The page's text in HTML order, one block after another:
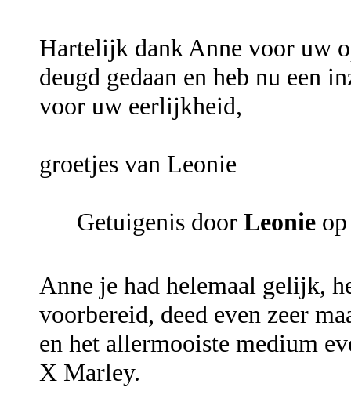
Hartelijk dank Anne voor uw
deugd gedaan en heb nu een
voor uw eerlijkheid,
groetjes van Leonie
Getuigenis door Leonie
Anne je had helemaal gelijk,
voorbereid, deed even zeer
en het allermooiste medium
X Marley.